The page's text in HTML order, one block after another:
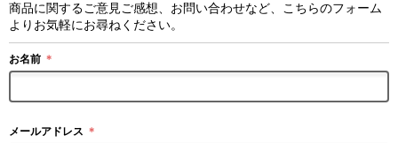
商品に関するご意見ご感想、お問い合わせなど、こちらのフォーム
よりお気軽にお尋ねください。
お名前 ＊
メールアドレス ＊